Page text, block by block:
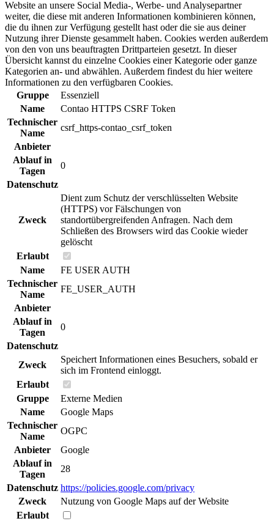
Website an unsere Social Media-, Werbe- und Analysepartner
weiter, die diese mit anderen Informationen kombinieren können,
die du ihnen zur Verfügung gestellt hast oder die sie aus deiner
Nutzung ihrer Dienste gesammelt haben. Cookies werden außerdem
von den von uns beauftragten Drittparteien gesetzt. In dieser
Übersicht kannst du einzelne Cookies einer Kategorie oder ganze
Kategorien an- und abwählen. Außerdem findest du hier weitere
Informationen zu den verfügbaren Cookies.
Gruppe
Essenziell
Name
Contao HTTPS CSRF Token
Technischer
Name
csrf_https-contao_csrf_token
Anbieter
Ablauf in
Tagen
0
Datenschutz
Zweck
Dient zum Schutz der verschlüsselten Website
(HTTPS) vor Fälschungen von
standortübergreifenden Anfragen. Nach dem
Schließen des Browsers wird das Cookie wieder
gelöscht
Erlaubt
Name
FE USER AUTH
Technischer
Name
FE_USER_AUTH
Anbieter
Ablauf in
Tagen
0
Datenschutz
Zweck
Speichert Informationen eines Besuchers, sobald er
sich im Frontend einloggt.
Erlaubt
Gruppe
Externe Medien
Name
Google Maps
Technischer
Name
OGPC
Anbieter
Google
Ablauf in
Tagen
28
Datenschutz https://policies.google.com/privacy
Zweck
Nutzung von Google Maps auf der Website
Erlaubt